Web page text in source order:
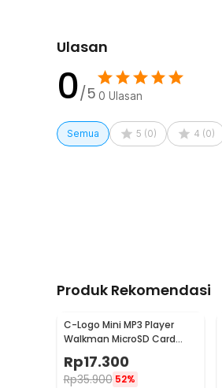
Ulasan
0/5 0 Ulasan
Semua 5 (0) 4 (0)
Produk Rekomendasi
C-Logo Mini MP3 Player
Walkman MicroSD Card
Portable With Clip
Rp17.300
Rp35.900 52%